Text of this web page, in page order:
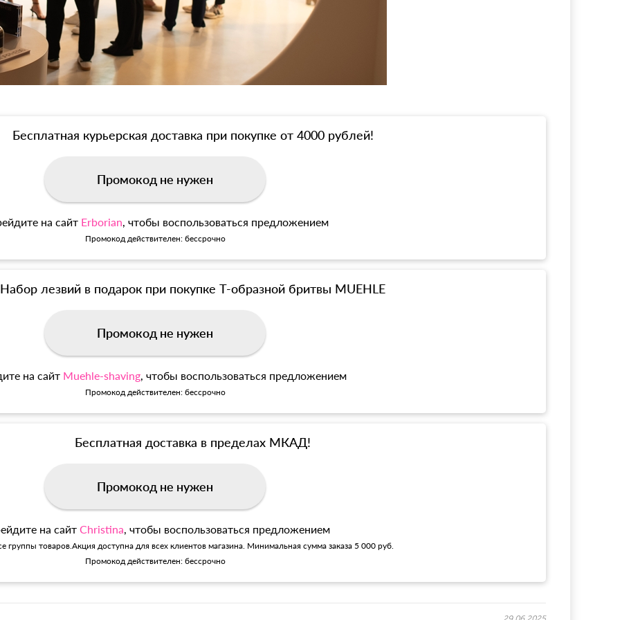
Бесплатная курьерская доставка при покупке от 4000 рублей!
Промокод не нужен
на сайт Erborian, чтобы воспользоваться предложением
Промокод действителен: бессрочно
Набор лезвий в подарок при покупке Т-образной бритвы MUEHLE
Промокод не нужен
на сайт Muehle-shaving, чтобы воспользоваться предложением
Промокод действителен: бессрочно
Бесплатная доставка в пределах МКАД!
Промокод не нужен
на сайт Christina, чтобы воспользоваться предложением
группы товаров.Акция доступна для всех клиентов магазина. Минимальная сумма заказа 5 000 руб.
Промокод действителен: бессрочно